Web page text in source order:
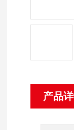
产品